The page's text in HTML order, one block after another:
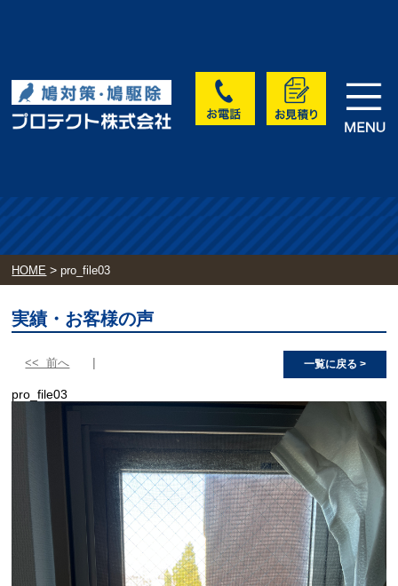
HOME >pro_file03
実績・お客様の声
<< 前へ 一覧に戻る >
pro_file03